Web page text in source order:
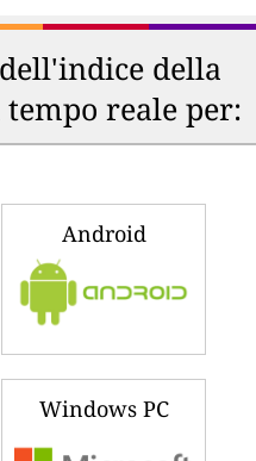
della
reale per:
Android
Windows PC